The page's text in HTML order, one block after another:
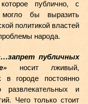
публично, с
бы выразить
политикой властей
народа.
публичных
носит лживый,
в городе постоянно
развлекательных и
Чего только стоит